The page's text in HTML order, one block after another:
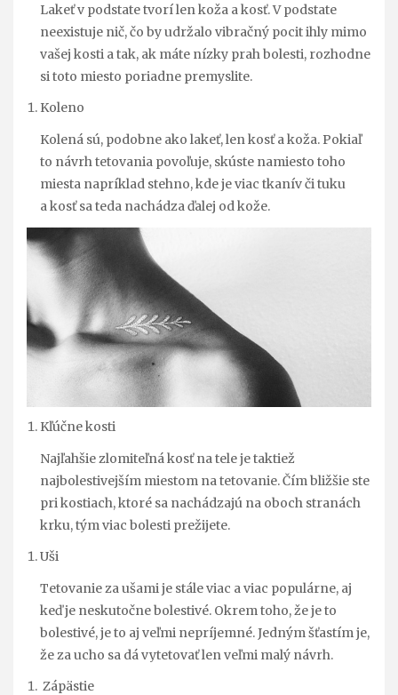
Lakeť v podstate tvorí len koža a kosť. V podstate
neexistuje nič, čo by udržalo vibračný pocit ihly mimo
vašej kosti a tak, ak máte nízky prah bolesti, rozhodne
si toto miesto poriadne premyslite.
Koleno
Kolená sú, podobne ako lakeť, len kosť a koža. Pokiaľ
to návrh tetovania povoľuje, skúste namiesto toho
miesta napríklad stehno, kde je viac tkanív či tuku
a kosť sa teda nachádza ďalej od kože.
Kľúčne kosti
Najľahšie zlomiteľná kosť na tele je taktiež
najbolestivejším miestom na tetovanie. Čím bližšie ste
pri kostiach, ktoré sa nachádzajú na oboch stranách
krku, tým viac bolesti prežijete.
Uši
Tetovanie za ušami je stále viac a viac populárne, aj
keď je neskutočne bolestivé. Okrem toho, že je to
bolestivé, je to aj veľmi nepríjemné. Jedným šťastím je,
že za ucho sa dá vytetovať len veľmi malý návrh.
Zápästie